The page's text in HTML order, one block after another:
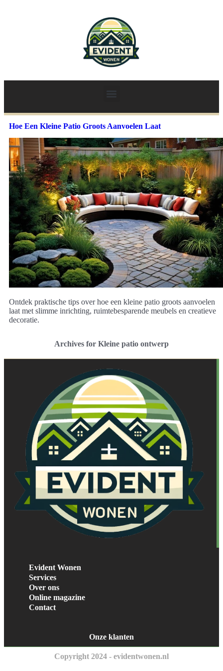
Hoe Een Kleine Patio Groots Aanvoelen Laat
Ontdek praktische tips over hoe een kleine patio groots aanvoelen
laat met slimme inrichting, ruimtebesparende meubels en creatieve
decoratie.
Archives for Kleine patio ontwerp
Evident Wonen
Services
Over ons
Online magazine
Contact
Onze klanten
Copyright 2024 - evidentwonen.nl